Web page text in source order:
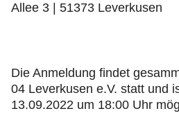
Allee 3 | 51373 Leverkusen
Die Anmeldung findet
04 Leverkusen e.V. statt und
13.09.2022 um 18:00 Uhr